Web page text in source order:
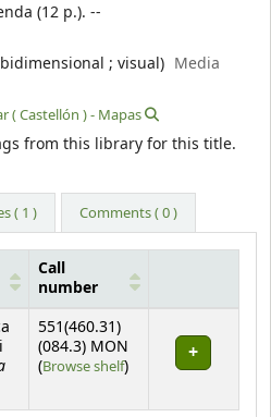
(12 p.). --
; visual) Media
( Castellón ) - Mapas
from this library for this title.
( 1 ) Comments ( 0 )
Call
number
551(460.31)
(084.3) MON
(Browse shelf(Opens below)
)